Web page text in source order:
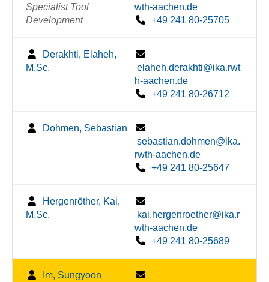
Specialist Tool
Development
wth-aachen.de
+49 241 80-25705
Derakhti, Elaheh,
M.Sc.
elaheh.derakhti@ika.rwt
h-aachen.de
+49 241 80-26712
Dohmen, Sebastian
sebastian.dohmen@ika.
rwth-aachen.de
+49 241 80-25647
Hergenröther, Kai,
M.Sc.
kai.hergenroether@ika.r
wth-aachen.de
+49 241 80-25689
Im, Sungyoon